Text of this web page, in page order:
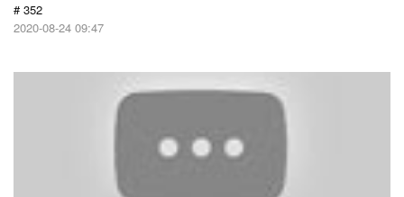
# 352
2020-08-24 09:47